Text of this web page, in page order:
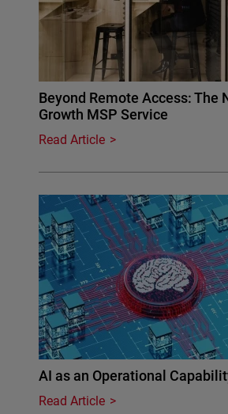
Beyond Remote Access: The
Growth MSP Service
Read Article
AI as an Operational
Read Article